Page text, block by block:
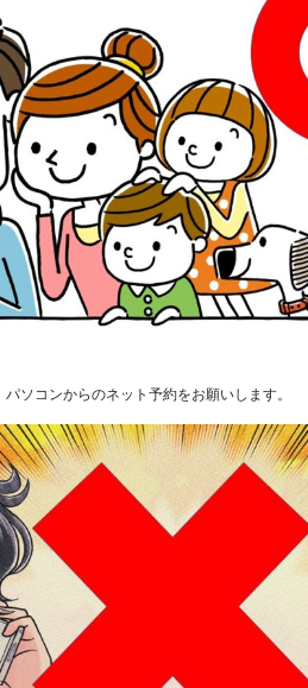
ソコンからのネット予約をお願いします。